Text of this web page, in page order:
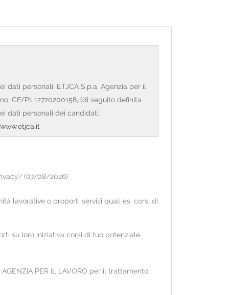
personali, ETJCA S.p.a. Agenzia per il
CF/PI: 12720200158, (di seguito definita
dati personali dei candidati.
www.etjca.it
www.etjca.itnella sezione per i
presenti su social network nei limiti di
e comunque non oltre la prima
cognome, data e luogo di nascita, codice
nel CV redatto dall'interessato e/o nel
(07/08/2026)
lavorative o proporti servizi quali es. corsi di
su loro iniziativa corsi di tuo potenziale
PER IL LAVORO per il trattamento